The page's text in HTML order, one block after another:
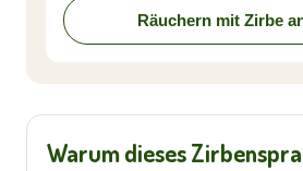
Räuchern mit Zirbe
Warum dieses